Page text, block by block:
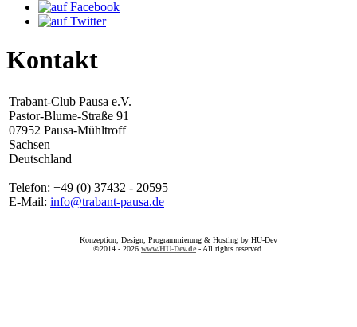
Kontakt
Trabant-Club Pausa e.V.
Pastor-Blume-Straße 91
07952 Pausa-Mühltroff
Sachsen
Deutschland
Telefon: +49 (0) 37432 - 20595
E-Mail: info@trabant-pausa.de
Konzeption, Design, Programmierung & Hosting by HU-Dev
©2014 - 2026 www.HU-Dev.de - All rights reserved.